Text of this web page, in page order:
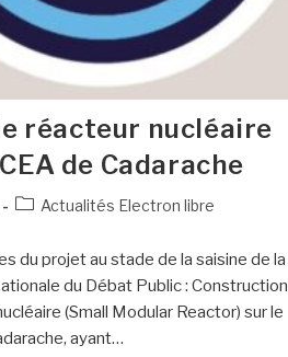
réacteur nucléaire
de Cadarache
Actualités Electron libre
du projet au stade de la saisine de la
du Débat Public : Construction
(Small Modular Reactor) sur le
ayant…